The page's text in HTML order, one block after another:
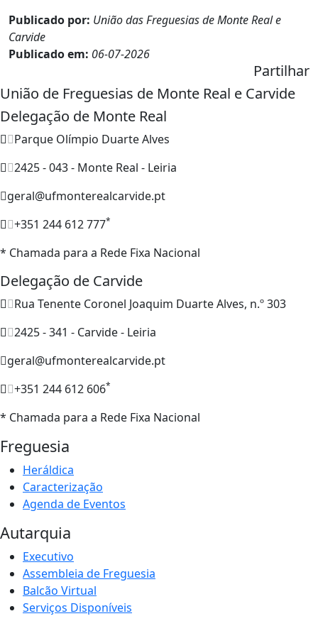
Publicado por: União das Freguesias de Monte Real e
Carvide
Publicado em: 06-07-2026
Partilhar
União de Freguesias de Monte Real e Carvide
Delegação de Monte Real
Parque Olímpio Duarte Alves
2425 - 043 - Monte Real - Leiria
geral@ufmonterealcarvide.pt
+351 244 612 777*
* Chamada para a Rede Fixa Nacional
Delegação de Carvide
Rua Tenente Coronel Joaquim Duarte Alves, n.º 303
2425 - 341 - Carvide - Leiria
geral@ufmonterealcarvide.pt
+351 244 612 606*
* Chamada para a Rede Fixa Nacional
Freguesia
Heráldica
Caracterização
Agenda de Eventos
Autarquia
Executivo
Assembleia de Freguesia
Balcão Virtual
Serviços Disponíveis